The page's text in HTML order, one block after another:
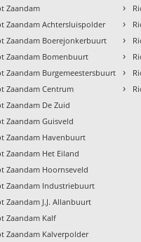
Zaandam
Zaandam Achtersluispolder
Zaandam Boerejonkerbuurt
Zaandam Bomenbuurt
Zaandam Burgemeestersbuurt
Zaandam Centrum
Zaandam De Zuid
Zaandam Guisveld
Zaandam Havenbuurt
Zaandam Het Eiland
Zaandam Hoornseveld
Zaandam Industriebuurt
Zaandam J.J. Allanbuurt
Zaandam Kalf
Zaandam Kalverpolder
›
›
›
›
›
›